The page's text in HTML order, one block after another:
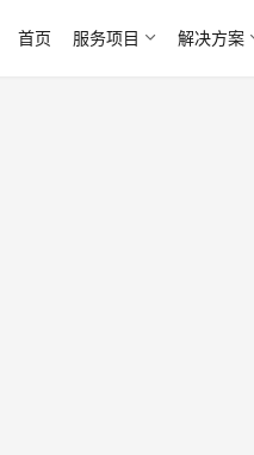
首页 服务项目 解决方案